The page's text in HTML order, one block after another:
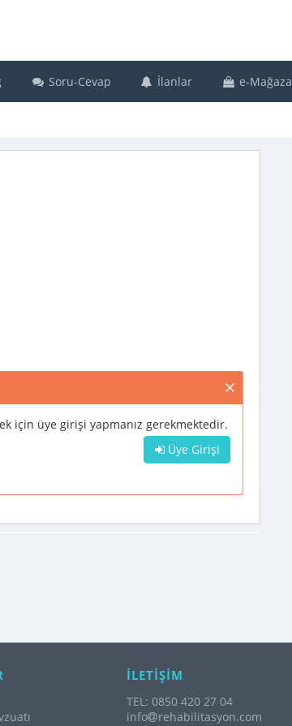
Soru-Cevap İlanlar e-Mağaza
için üye girişi yapmanız gerekmektedir.
Üye Girişi
İLETİŞİM
TEL: 0850 420 27 04
info
rehabilitasyon.com